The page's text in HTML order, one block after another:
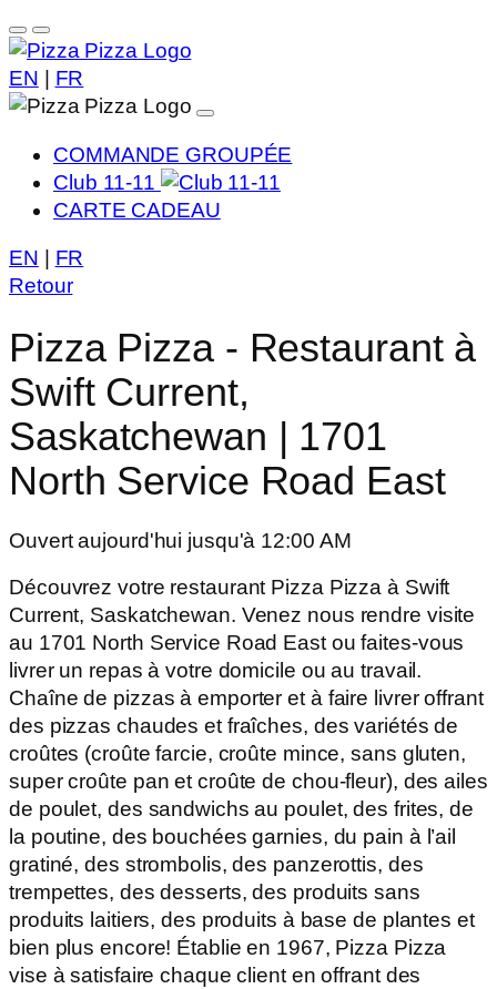
EN FR
COMMANDE GROUPÉE
Club 11-11
CARTE CADEAU
EN
FR
Retour
Pizza Pizza - Restaurant à
Swift Current,
Saskatchewan | 1701
North Service Road East
Ouvert aujourd'hui jusqu'à 12:00 AM
Découvrez votre restaurant Pizza Pizza à Swift
Current, Saskatchewan. Venez nous rendre visite
au 1701 North Service Road East ou faites-vous
livrer un repas à votre domicile ou au travail.
Chaîne de pizzas à emporter et à faire livrer offrant
des pizzas chaudes et fraîches, des variétés de
croûtes (croûte farcie, croûte mince, sans gluten,
super croûte pan et croûte de chou-fleur), des ailes
de poulet, des sandwichs au poulet, des frites, de
la poutine, des bouchées garnies, du pain à l’ail
gratiné, des strombolis, des panzerottis, des
trempettes, des desserts, des produits sans
produits laitiers, des produits à base de plantes et
bien plus encore! Établie en 1967, Pizza Pizza
vise à satisfaire chaque client en offrant des